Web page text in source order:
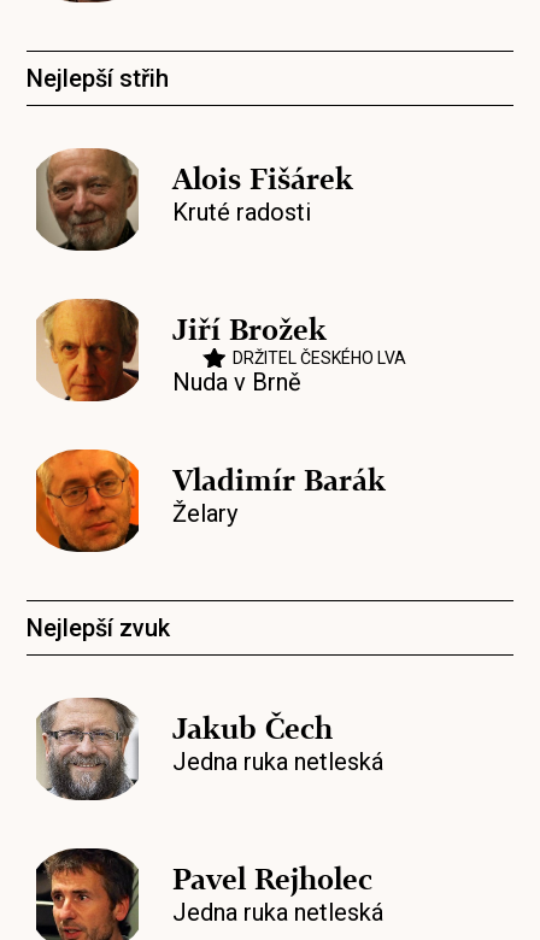
Nejlepší střih
Alois Fišárek
Kruté radosti
Jiří Brožek
DRŽITEL ČESKÉHO LVA
Nuda v Brně
Vladimír Barák
Želary
Nejlepší zvuk
Jakub Čech
Jedna ruka netleská
Pavel Rejholec
Jedna ruka netleská